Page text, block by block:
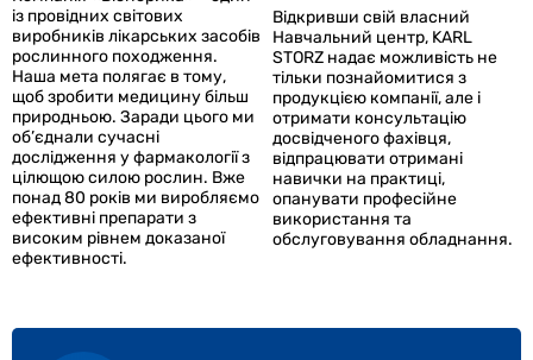
із провідних світових
виробників лікарських засобів
рослинного походження.
Наша мета полягає в тому,
щоб зробити медицину більш
природньою. Заради цього ми
об’єднали сучасні
дослідження у фармакології з
цілющою силою рослин. Вже
понад 80 років ми виробляємо
ефективні препарати з
високим рівнем доказаної
ефективності.
Відкривши свій власний
Навчальний центр, KARL
STORZ надає можливість не
тільки познайомитися з
продукцією компанії, але і
отримати консультацію
досвідченого фахівця,
відпрацювати отримані
навички на практиці,
опанувати професійне
використання та
обслуговування обладнання.